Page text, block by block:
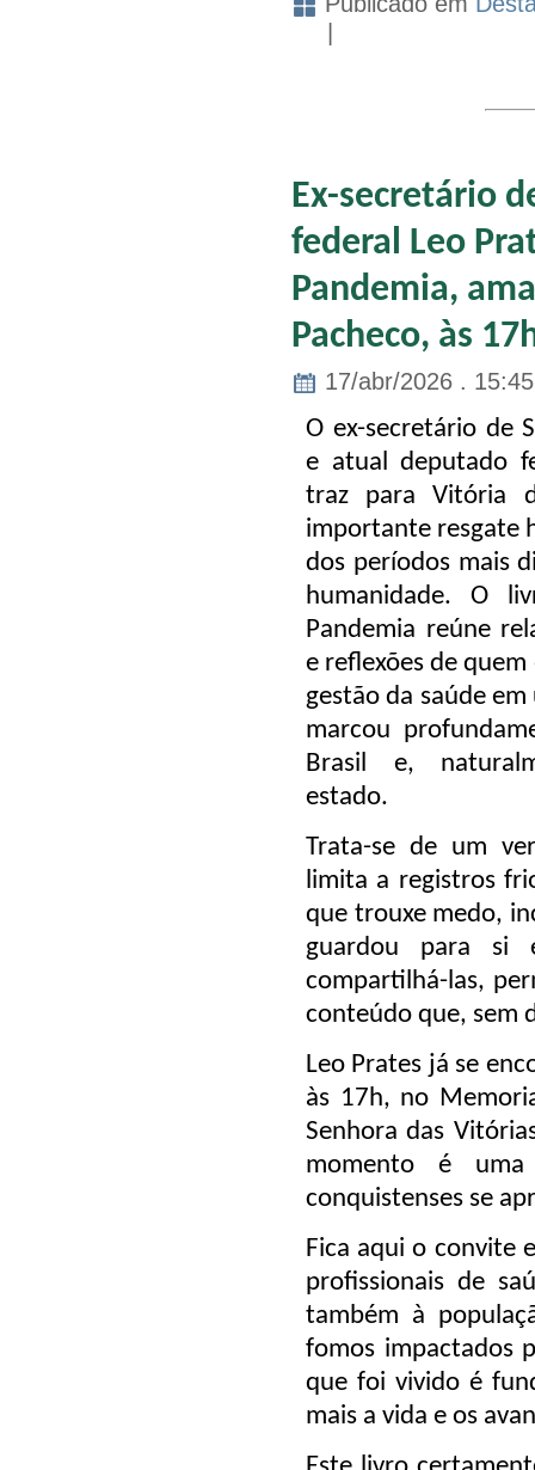
Ex-secretário
federal Leo
Pandemia,
Pacheco, às
17/abr/2026 . 15:45
O ex-secretário de
e atual deputado
traz para Vitória
importante resgate
dos períodos mais
humanidade. O
Pandemia reúne
e reflexões de
gestão da saúde
marcou
Brasil e,
estado.
Trata-se de um
limita a registros
que trouxe medo,
guardou para si
compartilhá-las,
conteúdo que, sem
Leo Prates já se
às 17h, no
Senhora das
momento é
conquistenses se
Fica aqui o convite
profissionais de
também à
fomos impactados
que foi vivido é
mais a vida e os